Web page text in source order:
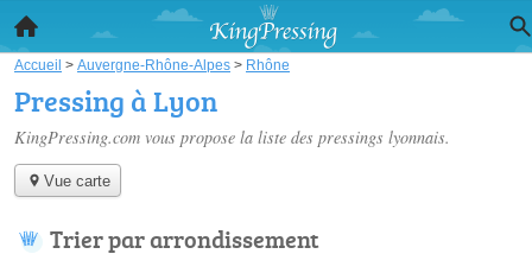
Accueil > Auvergne-Rhône-Alpes > Rhône
Pressing à Lyon
KingPressing.com vous propose la liste des pressings lyonnais.
Vue carte
Trier par arrondissement